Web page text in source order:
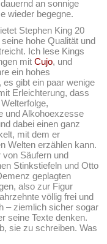
an sonnige
wieder begegne.
Stephen King 20
hohe Qualität und
Ich lese Kings
mitCujo, und
ein hohes
gibt ein paar wenige
Erleichterung, dass
und Alkohoexzesse
dabei einen ganz
mit dem er
Welten erzählen kann.
von Säufern und
Stinkstiefeln und Otto
geplagten
also zur Figur
völlig frei und
– ziemlich sicher sogar
seine Texte denken.
sie zu schreiben. Was